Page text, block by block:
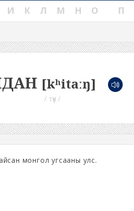
И К Л М Н О П
[kʰitaːŋ]
/ түүх /
монгол угсааны улс.